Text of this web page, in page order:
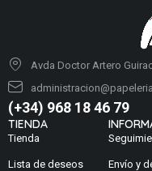
Avda Doctor Artero
(+34) 968 18 46 79
TIENDA
Tienda
Lista de deseos Envío y